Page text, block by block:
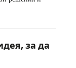
за да